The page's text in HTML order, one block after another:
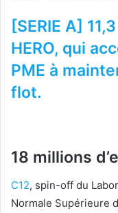
[SERIE A]
HERO, qui
PME à
flot.
18 millions
C12, spin-off du
Normale Supérieure